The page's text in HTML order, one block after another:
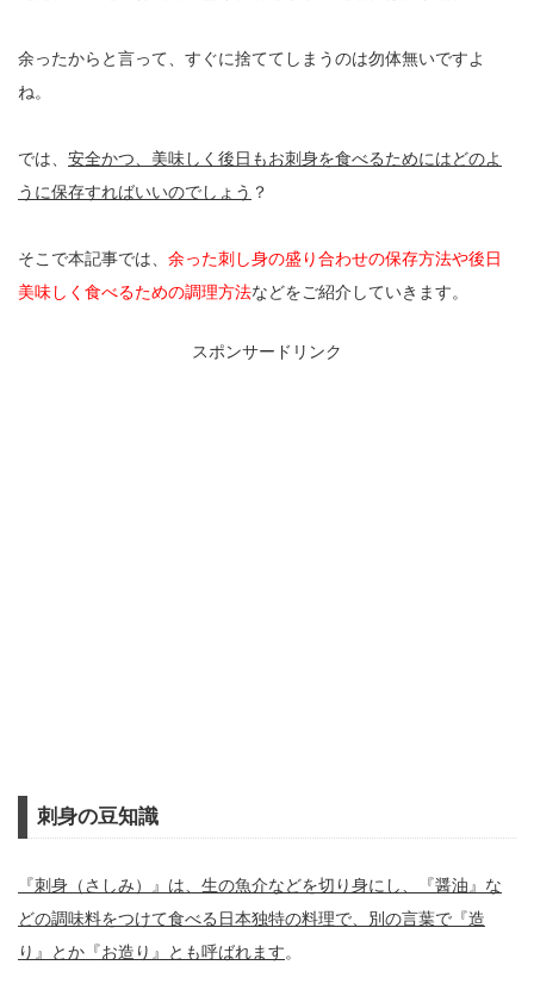
余ったからと言って、すぐに捨ててしまうのは勿体無いですよ
ね。
では、 安全かつ、美味しく後日もお刺身を食べるためにはどのよ
うに保存すればいいのでしょう ？
そこで本記事では、 余った刺し身の盛り合わせの保存方法や後日
美味しく食べるための調理方法などをご紹介していきます。
スポンサードリンク
刺身の豆知識
『刺身（さしみ）』は、生の魚介などを切り身にし、『醤油』な
どの調味料をつけて食べる日本独特の料理で、別の言葉で『造
り』とか『お造り』とも呼ばれます。